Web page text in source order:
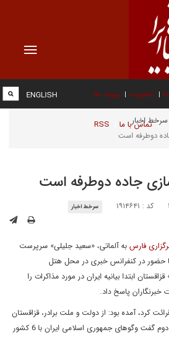
Toggle
عضویت پیوند ها
تماس با ما RSS
ENGLISH
سرخط اخبار
دوطرفه است
جاده دوطرفه است
کد : ۱۹۱۴۶۴۱ سرخط اخبار
فارسبه آلماتی، «سعید جلیلی» سرپرست
با حضور در کنفرانس خبری در محل هتل
قزاقستان ابتدا بیانیه ایران در مورد مذاکرات را
پاسخ داد.
کرد، آمده بود: از دولت و ملت برادر، قزاقستان
برای میزبانی شایسته از دور دوم گفت وگوهای جمهوری اسلامی ایران با 6 کشور